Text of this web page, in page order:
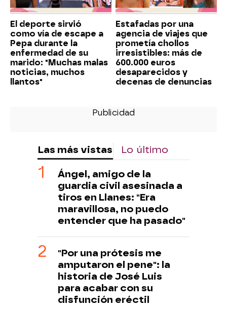
El deporte sirvió
como vía de escape a
Pepa durante la
enfermedad de su
marido: "Muchas malas
noticias, muchos
llantos"
Estafadas por una
agencia de viajes que
prometía chollos
irresistibles: más de
600.000 euros
desaparecidos y
decenas de denuncias
Las más vistas Lo último
Ángel, amigo de la
guardia civil asesinada a
tiros en Llanes: "Era
maravillosa, no puedo
entender que ha pasado"
"Por una prótesis me
amputaron el pene": la
historia de José Luis
para acabar con su
disfunción eréctil